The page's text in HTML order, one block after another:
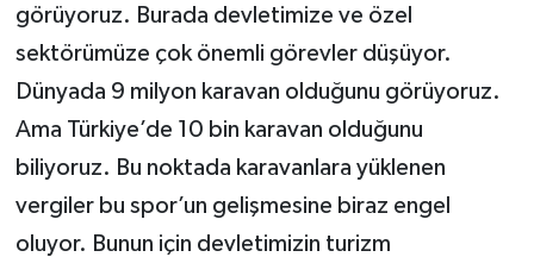
görüyoruz. Burada devletimize ve özel
sektörümüze çok önemli görevler düşüyor.
Dünyada 9 milyon karavan olduğunu görüyoruz.
Ama Türkiye’de 10 bin karavan olduğunu
biliyoruz. Bu noktada karavanlara yüklenen
vergiler bu spor’un gelişmesine biraz engel
oluyor. Bunun için devletimizin turizm